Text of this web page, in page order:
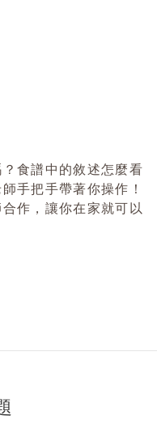
食譜中的敘述怎麼看
手把手帶著你操作！
作，讓你在家就可以